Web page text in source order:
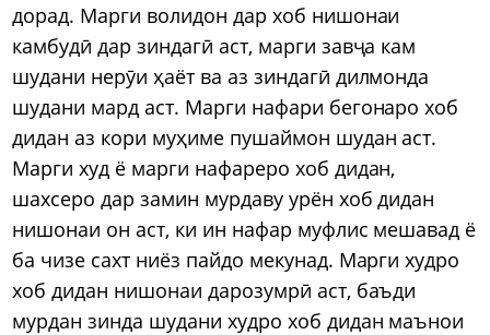
дорад. Марги волидон дар хоб нишонаи
камбудӣ дар зиндагӣ аст, марги завҷа кам
шудани нерӯи ҳаёт ва аз зиндагӣ дилмонда
шудани мард аст. Марги нафари бегонаро хоб
дидан аз кори муҳиме пушаймон шудан аст.
Марги худ ё марги нафареро хоб дидан,
шахсеро дар замин мурдаву урён хоб дидан
нишонаи он аст, ки ин нафар муфлис мешавад ё
ба чизе сахт ниёз пайдо мекунад. Марги худро
хоб дидан нишонаи дарозумрӣ аст, баъди
мурдан зинда шудани худро хоб дидан маънои